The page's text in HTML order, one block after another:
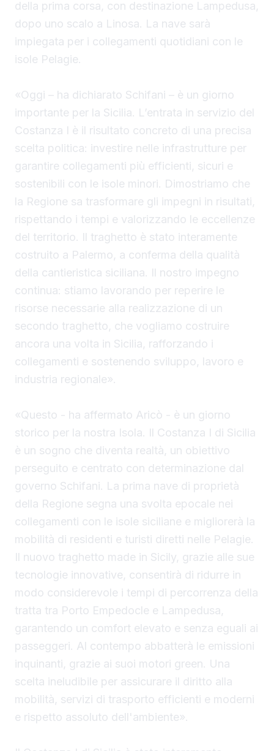
della prima corsa, con destinazione Lampedusa,
dopo uno scalo a Linosa. La nave sarà
impiegata per i collegamenti quotidiani con le
isole Pelagie.
«Oggi – ha dichiarato Schifani – è un giorno
importante per la Sicilia. L’entrata in servizio del
Costanza I è il risultato concreto di una precisa
scelta politica: investire nelle infrastrutture per
garantire collegamenti più efficienti, sicuri e
sostenibili con le isole minori. Dimostriamo che
la Regione sa trasformare gli impegni in risultati,
rispettando i tempi e valorizzando le eccellenze
del territorio. Il traghetto è stato interamente
costruito a Palermo, a conferma della qualità
della cantieristica siciliana. Il nostro impegno
continua: stiamo lavorando per reperire le
risorse necessarie alla realizzazione di un
secondo traghetto, che vogliamo costruire
ancora una volta in Sicilia, rafforzando i
collegamenti e sostenendo sviluppo, lavoro e
industria regionale».
«Questo - ha affermato Aricò - è un giorno
storico per la nostra Isola. Il Costanza I di Sicilia
è un sogno che diventa realtà, un obiettivo
perseguito e centrato con determinazione dal
governo Schifani. La prima nave di proprietà
della Regione segna una svolta epocale nei
collegamenti con le isole siciliane e migliorerà la
mobilità di residenti e turisti diretti nelle Pelagie.
Il nuovo traghetto made in Sicily, grazie alle sue
tecnologie innovative, consentirà di ridurre in
modo considerevole i tempi di percorrenza della
tratta tra Porto Empedocle e Lampedusa,
garantendo un comfort elevato e senza eguali ai
passeggeri. Al contempo abbatterà le emissioni
inquinanti, grazie ai suoi motori green. Una
scelta ineludibile per assicurare il diritto alla
mobilità, servizi di trasporto efficienti e moderni
e rispetto assoluto dell'ambiente».